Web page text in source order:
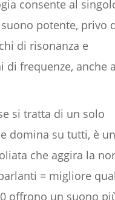
consente al
potente, privo
di risonanza e
di frequenze, anche
si tratta di un solo
domina su tutti, è
che aggira la
= migliore
offrono un suono